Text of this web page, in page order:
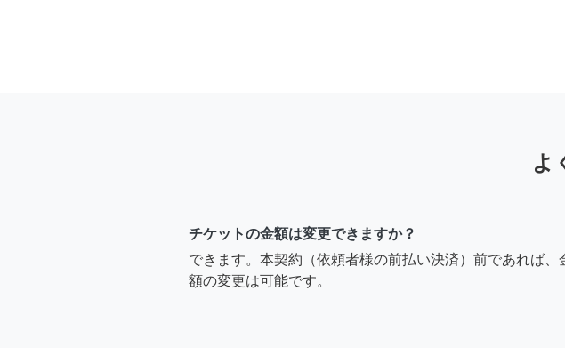
よ
チケットの金額は変更できますか？
できます。本契約（依頼者様の前払い決済）前であれば、
額の変更は可能です。